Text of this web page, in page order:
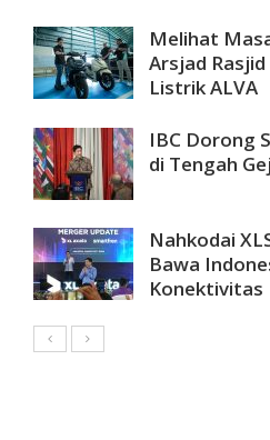
Melihat
Arsjad
Listrik ALVA
IBC Dorong
di Tengah
Nahkodai
Bawa
Konektivitas